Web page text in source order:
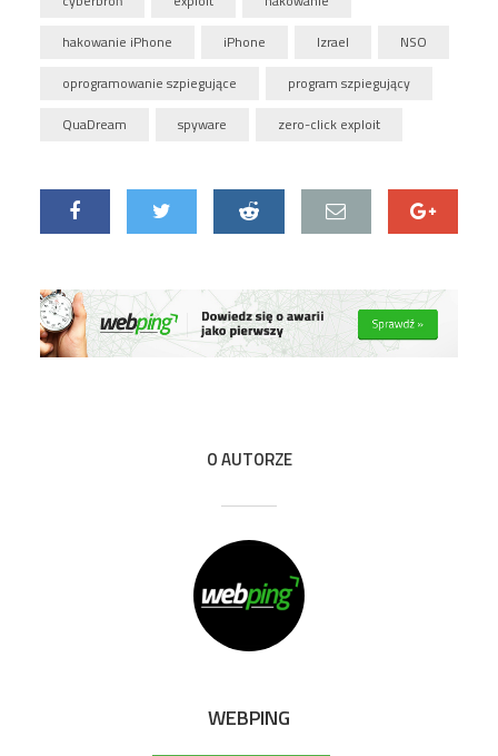
hakowanie iPhone
iPhone Izrael
NSO
oprogramowanie szpiegujące
program szpiegujący
QuaDream
spyware zero-click exploit
O AUTORZE
WEBPING